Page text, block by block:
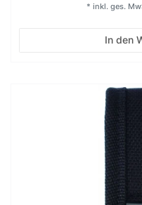
In den
* inkl. ges.